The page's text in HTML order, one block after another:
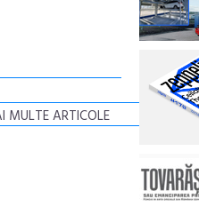
MULTE ARTICOLE